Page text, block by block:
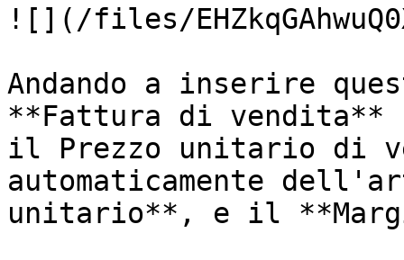
![](/files/
Andando a inserire
**Fattura di vendita**
il Prezzo unitario di
automaticamente
unitario**, e il